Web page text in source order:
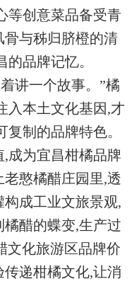
等创意菜品备受青
与秭归脐橙的清
品牌记忆。
讲一个故事。”橘
入本土文化基因,才
制的品牌特色。
为宜昌柑橘品牌
憨橘醋庄园里,透
成工业文旅景观,
醋的蝶变,生产过
文化旅游区品牌价
传递柑橘文化,让消